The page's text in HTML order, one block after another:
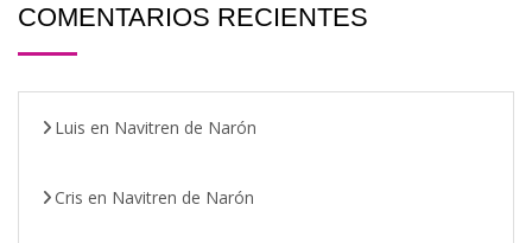
COMENTARIOS RECIENTES
Luis en Navitren de Narón
Cris en Navitren de Narón